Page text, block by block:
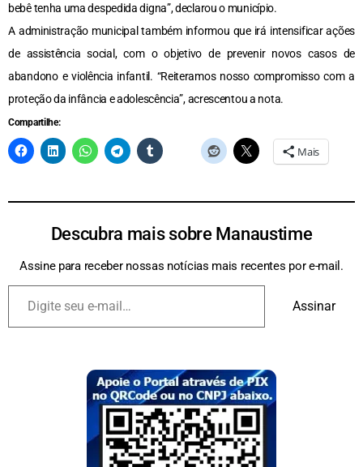
bebê tenha uma despedida digna”, declarou o município.
A administração municipal também informou que irá intensificar ações
de assistência social, com o objetivo de prevenir novos casos de
abandono e violência infantil. “Reiteramos nosso compromisso com a
proteção da infância e adolescência”, acrescentou a nota.
Compartilhe:
Mais
Descubra mais sobre Manaustime
Assine para receber nossas notícias mais recentes por e-mail.
Assinar